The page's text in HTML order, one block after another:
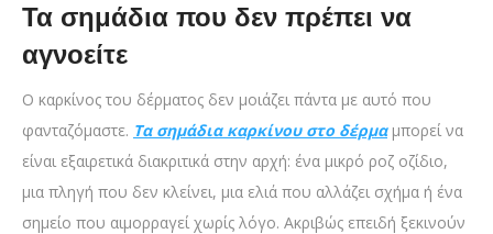
Τα σημάδια που δεν πρέπει να
αγνοείτε
Ο καρκίνος του δέρματος δεν μοιάζει πάντα με αυτό που
φανταζόμαστε. Τα σημάδια καρκίνου στο δέρμαμπορεί να
είναι εξαιρετικά διακριτικά στην αρχή: ένα μικρό ροζ οζίδιο,
μια πληγή που δεν κλείνει, μια ελιά που αλλάζει σχήμα ή ένα
σημείο που αιμορραγεί χωρίς λόγο. Ακριβώς επειδή ξεκινούν